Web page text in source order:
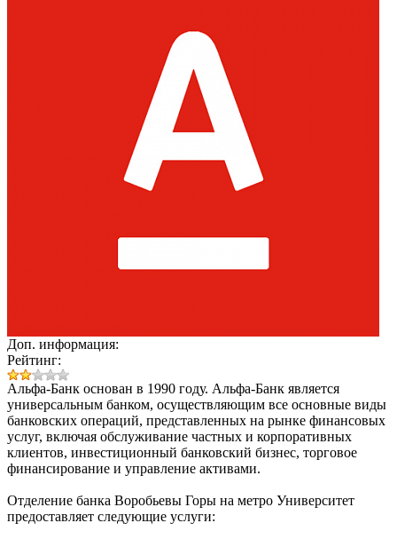
Доп. информация:
Рейтинг:
Альфа-Банк основан в 1990 году. Альфа-Банк является
универсальным банком, осуществляющим все основные виды
банковских операций, представленных на рынке финансовых
услуг, включая обслуживание частных и корпоративных
клиентов, инвестиционный банковский бизнес, торговое
финансирование и управление активами.
Отделение банка Воробьевы Горы на метро Университет
предоставляет следующие услуги: